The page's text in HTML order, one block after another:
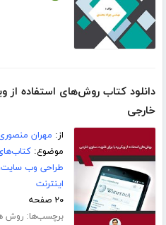
دانلود کتاب روش‌های استفاده از
خارجی
از: مهران
موضوع:
طراحی وب سایت
اینترنت
۲۰ صفحه
برچسب‌ها:روش